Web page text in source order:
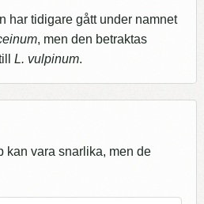
har tidigare gått under namnet
, men den betraktas
L. vulpinum.
kan vara snarlika, men de